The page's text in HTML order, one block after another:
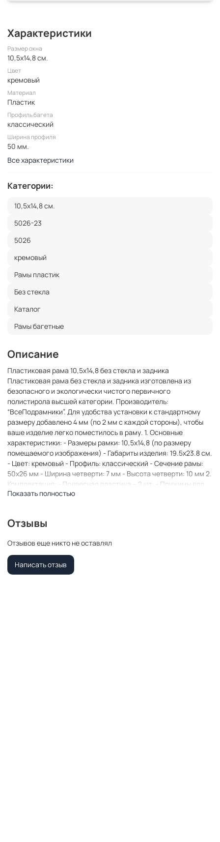
Характеристики
Размер окна
10,5x14,8 см.
Цвет
кремовый
Материал
Пластик
Профиль багета
классический
Ширина профиля
50 мм.
Все характеристики
Категории:
10,5x14,8 см.
5026-23
5026
кремовый
Рамы пластик
Без стекла
Каталог
Рамы багетные
Описание
Пластиковая рама 10,5x14,8 без стекла и задника
Пластиковая рама без стекла и задника изготовлена из
безопасного и экологически чистого первичного
полистирола высшей категории. Производитель:
“ВсеПодрамники”. Для удобства установки к стандартному
размеру добавлено 4 мм (по 2 мм с каждой стороны), чтобы
ваше изделие легко поместилось в раму. 1. Основные
характеристики: - Размеры рамки: 10,5x14,8 (по размеру
помещаемого изображения) - Габариты изделия: 19.5x23.8 см.
- Цвет: кремовый - Профиль: классический - Сечение рамы:
50x26 мм - Ширина четверти: 7 мм - Высота четверти: 10 мм 2.
Комплектация: - Подвесная пластина – 2 шт. - Прижимы для
подрамника - Винты 3. Назначение: - Подходит для
фотографий, икон • Паспарту, зеркал • Вышивки бисером и
Старинных часов, ключей, монет или украшений -
Используется как настенная или настольная фоторамка (нет
подставки) 4. Преимущества: - Универсальность: квадратные
и прямоугольные форматы, размеры от 10х10 до 100х100 см -
Показать полностью
Отзывы
Отзывов еще никто не оставлял
Написать отзыв